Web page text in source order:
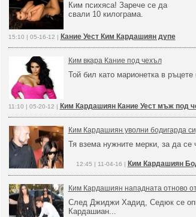
Ким психяса! Зарече се да
свали 10 килограма.
15:10 | 05-16-12 | Кание Уест Ким Кардашиян дупе
Ким вкара Кание под чехъл
Той бил като марионетка в ръцете
11:10 | 05-20-12 | Ким Кардашиян Кание Уест мъж под
Ким Кардашиян уволни бодигарда
Тя взема нужните мерки, за да се
12:45 | 11-04-16 | Ким Кардашиян
Ким Кардашиян нападната отново
След Джиджи Хадид, Седюк се
Кардашиан...